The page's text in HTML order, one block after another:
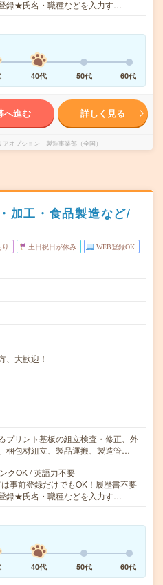
録★氏名・職種などを入力す…
40代 50代 60代
へ進む 詳しく見る
アオプション 製造事業部（全国）
加工・食品製造など/
土日祝日が休み WEB登録OK
、大歓迎！
プリント基板の組立検査・修正、外
梱包材組立、製品運搬、製造管…
クOK / 英語力不要
事前登録だけでもOK！履歴書不要
録★氏名・職種などを入力す…
40代 50代 60代